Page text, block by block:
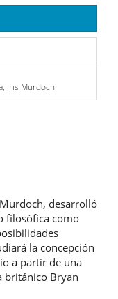
Iris Murdoch.
desarrolló
filosófica como
la concepción
a partir de una
británico Bryan